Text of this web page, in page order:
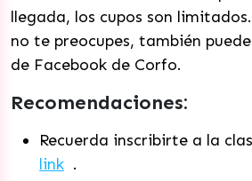
llegada, los cupos son
no te preocupes, también
de Facebook de Corfo.
Recomendaciones:
Recuerda inscribirte a la
link .